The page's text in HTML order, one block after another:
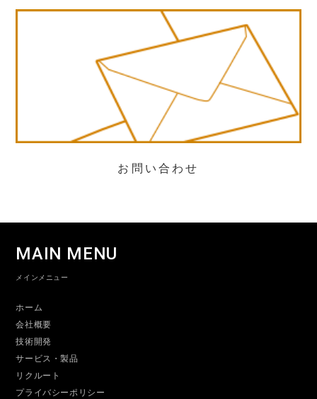
お問い合わせ
MAIN MENU
メインメニュー
ホーム
会社概要
技術開発
サービス・製品
リクルート
プライバシーポリシー